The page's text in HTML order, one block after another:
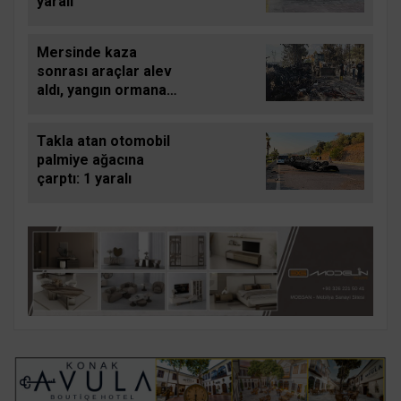
Mersinde kaza
sonrası araçlar alev
aldı, yangın ormana
Takla atan otomobil
palmiye ağacına
çarptı: 1 yaralı